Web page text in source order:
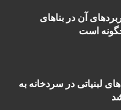
آن در بناهای
است
لبنیاتی در سردخانه به